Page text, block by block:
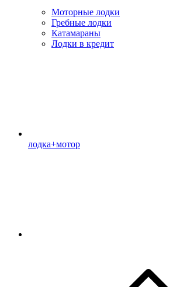
Моторные лодки
Гребные лодки
Катамараны
Лодки в кредит
лодка+мотор